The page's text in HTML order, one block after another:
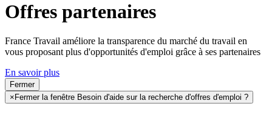
Offres partenaires
France Travail améliore la transparence du marché du travail en
vous proposant plus d'opportunités d'emploi grâce à ses partenaires
En savoir plus
Fermer
× Fermer la fenêtre Besoin d'aide sur la recherche d'offres d'emploi ?